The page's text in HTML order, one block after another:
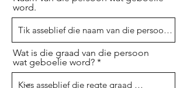
word.
Wat is die graad van die persoon
wat geboelie word?